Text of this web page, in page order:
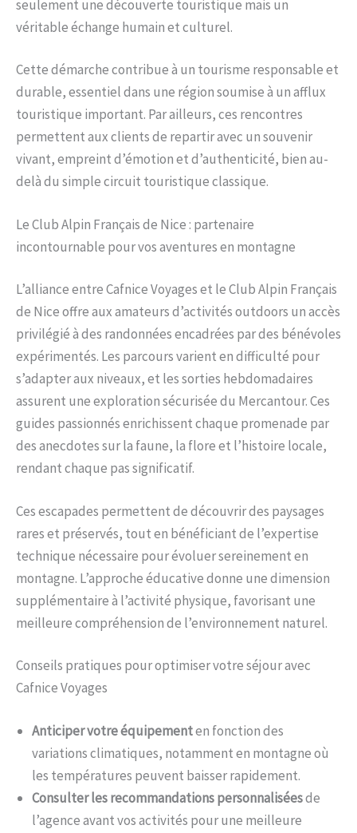
seulement une découverte touristique mais un
véritable échange humain et culturel.
Cette démarche contribue à un tourisme responsable et
durable, essentiel dans une région soumise à un afflux
touristique important. Par ailleurs, ces rencontres
permettent aux clients de repartir avec un souvenir
vivant, empreint d’émotion et d’authenticité, bien au-
delà du simple circuit touristique classique.
Le Club Alpin Français de Nice : partenaire
incontournable pour vos aventures en montagne
L’alliance entre Cafnice Voyages et le Club Alpin Français
de Nice offre aux amateurs d’activités outdoors un accès
privilégié à des randonnées encadrées par des bénévoles
expérimentés. Les parcours varient en difficulté pour
s’adapter aux niveaux, et les sorties hebdomadaires
assurent une exploration sécurisée du Mercantour. Ces
guides passionnés enrichissent chaque promenade par
des anecdotes sur la faune, la flore et l’histoire locale,
rendant chaque pas significatif.
Ces escapades permettent de découvrir des paysages
rares et préservés, tout en bénéficiant de l’expertise
technique nécessaire pour évoluer sereinement en
montagne. L’approche éducative donne une dimension
supplémentaire à l’activité physique, favorisant une
meilleure compréhension de l’environnement naturel.
Conseils pratiques pour optimiser votre séjour avec
Cafnice Voyages
Anticiper votre équipementen fonction des
variations climatiques, notamment en montagne où
les températures peuvent baisser rapidement.
Consulter les recommandations personnaliséesde
l’agence avant vos activités pour une meilleure